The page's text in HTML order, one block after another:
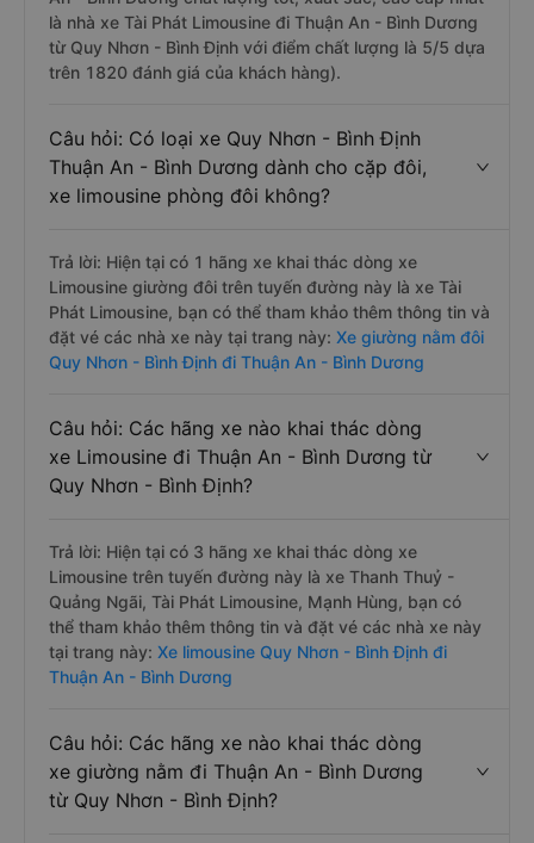
là nhà xe Tài Phát Limousine đi Thuận An - Bình Dương
từ Quy Nhơn - Bình Định với điểm chất lượng là 5/5 dựa
trên 1820 đánh giá của khách hàng).
Câu hỏi: Có loại xe Quy Nhơn - Bình Định
Thuận An - Bình Dương dành cho cặp đôi,
xe limousine phòng đôi không?
Trả lời: Hiện tại có 1 hãng xe khai thác dòng xe
Limousine giường đôi trên tuyến đường này là xe Tài
Phát Limousine, bạn có thể tham khảo thêm thông tin và
đặt vé các nhà xe này tại trang này: Xe giường nằm đôi
Quy Nhơn - Bình Định đi Thuận An - Bình Dương
Câu hỏi: Các hãng xe nào khai thác dòng
xe Limousine đi Thuận An - Bình Dương từ
Quy Nhơn - Bình Định?
Trả lời: Hiện tại có 3 hãng xe khai thác dòng xe
Limousine trên tuyến đường này là xe Thanh Thuỷ -
Quảng Ngãi, Tài Phát Limousine, Mạnh Hùng, bạn có
thể tham khảo thêm thông tin và đặt vé các nhà xe này
tại trang này: Xe limousine Quy Nhơn - Bình Định đi
Thuận An - Bình Dương
Câu hỏi: Các hãng xe nào khai thác dòng
xe giường nằm đi Thuận An - Bình Dương
từ Quy Nhơn - Bình Định?